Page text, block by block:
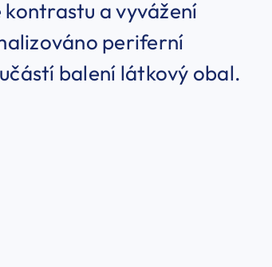
a vyvážení
periferní
balení látkový obal.